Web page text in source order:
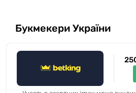
Букмекери України